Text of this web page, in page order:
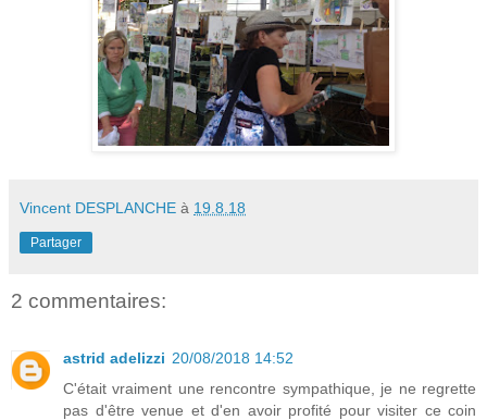
Vincent DESPLANCHE à 19.8.18
Partager
2 commentaires:
astrid adelizzi 20/08/2018 14:52
C'était vraiment une rencontre sympathique, je ne regrette
pas d'être venue et d'en avoir profité pour visiter ce coin